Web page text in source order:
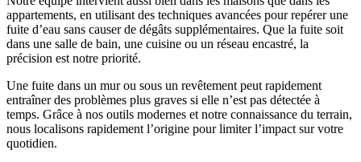
appartements, en utilisant des techniques avancées pour repérer une
fuite d’eau sans causer de dégâts supplémentaires. Que la fuite soit
dans une salle de bain, une cuisine ou un réseau encastré, la
précision est notre priorité.
Une fuite dans un mur ou sous un revêtement peut rapidement
entraîner des problèmes plus graves si elle n’est pas détectée à
temps. Grâce à nos outils modernes et notre connaissance du terrain,
nous localisons rapidement l’origine pour limiter l’impact sur votre
quotidien.